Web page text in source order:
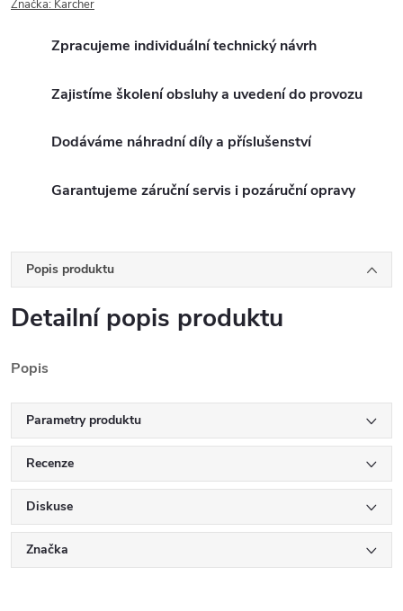
Značka: Kärcher
Zpracujeme individuální technický návrh
Zajistíme školení obsluhy a uvedení do provozu
Dodáváme náhradní díly a příslušenství
Garantujeme záruční servis i pozáruční opravy
Popis produktu
Detailní popis produktu
Popis
Parametry produktu
Recenze
Diskuse
Značka